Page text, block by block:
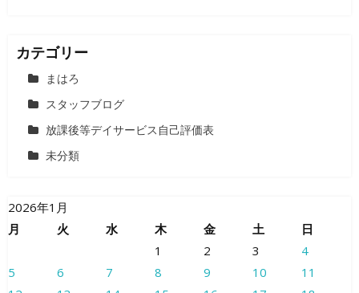
カテゴリー
まはろ
スタッフブログ
放課後等デイサービス自己評価表
未分類
2026年1月
月
火 水 木 金 土
日
1
2 3
4
5
6 7 8 9 10
11